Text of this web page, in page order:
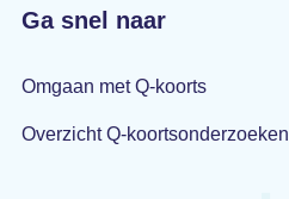
Ga snel naar
Omgaan met Q-koorts
Overzicht Q-koortsonderzoeken